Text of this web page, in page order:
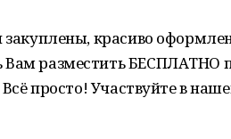
закуплены, красиво
разместить БЕСПЛАТНО
просто! Участвуйте в